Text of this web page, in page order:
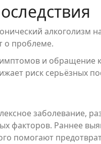
алкоголизм
о проблеме.
и обращение
риск серьёзных
заболевание,
факторов. Раннее
помогают